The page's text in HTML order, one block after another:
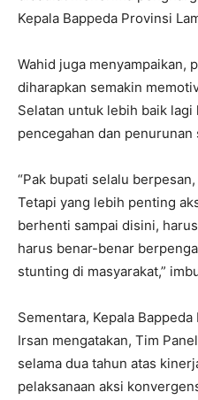
Kepala Bappeda Provinsi
Wahid juga menyampaikan,
diharapkan semakin
Selatan untuk lebih baik lagi
pencegahan dan penurunan
“Pak bupati selalu
Tetapi yang lebih penting
berhenti sampai disini,
harus benar-benar
stunting di masyarakat,”
Sementara, Kepala
Irsan mengatakan, Tim
selama dua tahun atas
pelaksanaan aksi